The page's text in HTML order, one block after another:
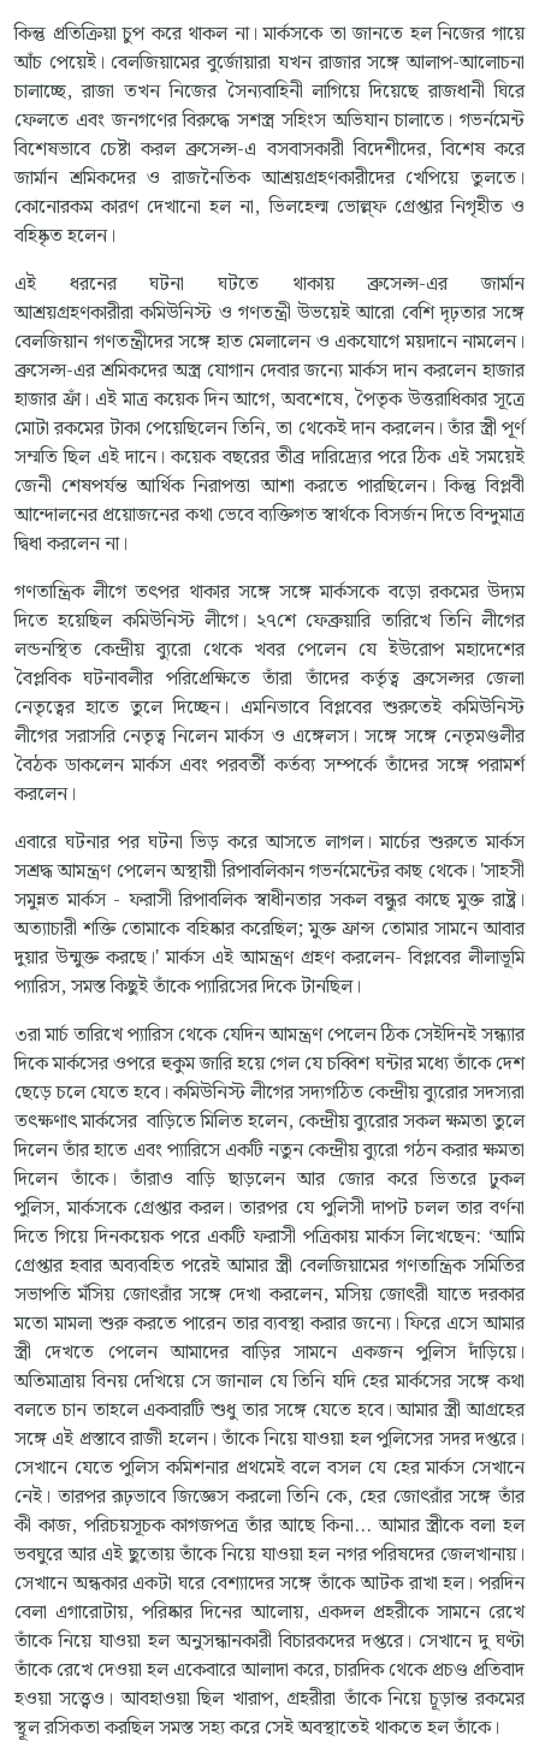
কিন্তু প্রতিক্রিয়া চুপ করে থাকল না। মার্কসকে তা জানতে হল নিজের গায়ে
আঁচ পেয়েই। বেলজিয়ামের বুর্জোয়ারা যখন রাজার সঙ্গে আলাপ-আলোচনা
চালাচ্ছে, রাজা তখন নিজের সৈন্যবাহিনী লাগিয়ে দিয়েছে রাজধানী ঘিরে
ফেলতে এবং জনগণের বিরুদ্ধে সশস্ত্র সহিংস অভিযান চালাতে। গভর্নমেন্ট
বিশেষভাবে চেষ্টা করল ব্রুসেল্স-এ বসবাসকারী বিদেশীদের, বিশেষ করে
জার্মান শ্রমিকদের ও রাজনৈতিক আশ্রয়গ্রহণকারীদের খেপিয়ে তুলতে।
কোনোরকম কারণ দেখানো হল না, ভিলহেল্ম ভোল্ল্ফ গ্রেপ্তার নিগৃহীত ও
বহিষ্কৃত হলেন।
এই ধরনের ঘটনা ঘটতে থাকায় ব্রুসেল্স-এর জার্মান
আশ্রয়গ্রহণকারীরা কমিউনিস্ট ও গণতন্ত্রী উভয়েই আরো বেশি দৃঢ়তার সঙ্গে
বেলজিয়ান গণতন্ত্রীদের সঙ্গে হাত মেলালেন ও একযোগে ময়দানে নামলেন।
ব্রুসেল্স-এর শ্রমিকদের অস্ত্র যোগান দেবার জন্যে মার্কস দান করলেন হাজার
হাজার ফ্রাঁ। এই মাত্র কয়েক দিন আগে, অবশেষে, পৈতৃক উত্তরাধিকার সূত্রে
মোটা রকমের টাকা পেয়েছিলেন তিনি, তা থেকেই দান করলেন। তাঁর স্ত্রী পূর্ণ
সম্মতি ছিল এই দানে। কয়েক বছরের তীব্র দারিদ্র্যের পরে ঠিক এই সময়েই
জেনী শেষপর্যন্ত আর্থিক নিরাপত্তা আশা করতে পারছিলেন। কিন্তু বিপ্লবী
আন্দোলনের প্রয়োজনের কথা ভেবে ব্যক্তিগত স্বার্থকে বিসর্জন দিতে বিন্দুমাত্র
দ্বিধা করলেন না।
গণতান্ত্রিক লীগে তৎপর থাকার সঙ্গে সঙ্গে মার্কসকে বড়ো রকমের উদ্যম
দিতে হয়েছিল কমিউনিস্ট লীগে। ২৭শে ফেব্রুয়ারি তারিখে তিনি লীগের
লন্ডনস্থিত কেন্দ্রীয় ব্যুরো থেকে খবর পেলেন যে ইউরোপ মহাদেশের
বৈপ্লবিক ঘটনাবলীর পরিপ্রেক্ষিতে তাঁরা তাঁদের কর্তৃত্ব ব্রুসেল্সর জেলা
নেতৃত্বের হাতে তুলে দিচ্ছেন। এমনিভাবে বিপ্লবের শুরুতেই কমিউনিস্ট
লীগের সরাসরি নেতৃত্ব নিলেন মার্কস ও এঙ্গেলস। সঙ্গে সঙ্গে নেতৃমণ্ডলীর
বৈঠক ডাকলেন মার্কস এবং পরবর্তী কর্তব্য সম্পর্কে তাঁদের সঙ্গে পরামর্শ
করলেন।
এবারে ঘটনার পর ঘটনা ভিড় করে আসতে লাগল। মার্চের শুরুতে মার্কস
সশ্রদ্ধ আমন্ত্রণ পেলেন অস্থায়ী রিপাবলিকান গভর্নমেন্টের কাছ থেকে। 'সাহসী
সমুন্নত মার্কস - ফরাসী রিপাবলিক স্বাধীনতার সকল বন্ধুর কাছে মুক্ত রাষ্ট্র।
অত্যাচারী শক্তি তোমাকে বহিষ্কার করেছিল; মুক্ত ফ্রান্স তোমার সামনে আবার
দুয়ার উন্মুক্ত করছে।' মার্কস এই আমন্ত্রণ গ্রহণ করলেন- বিপ্লবের লীলাভূমি
প্যারিস, সমস্ত কিছুই তাঁকে প্যারিসের দিকে টানছিল।
৩রা মার্চ তারিখে প্যারিস থেকে যেদিন আমন্ত্রণ পেলেন ঠিক সেইদিনই সন্ধ্যার
দিকে মার্কসের ওপরে হুকুম জারি হয়ে গেল যে চব্বিশ ঘন্টার মধ্যে তাঁকে দেশ
ছেড়ে চলে যেতে হবে। কমিউনিস্ট লীগের সদ্যগঠিত কেন্দ্রীয় ব্যুরোর সদস্যরা
তৎক্ষণাৎ মার্কসের বাড়িতে মিলিত হলেন, কেন্দ্রীয় ব্যুরোর সকল ক্ষমতা তুলে
দিলেন তাঁর হাতে এবং প্যারিসে একটি নতুন কেন্দ্রীয় ব্যুরো গঠন করার ক্ষমতা
দিলেন তাঁকে। তাঁরাও বাড়ি ছাড়লেন আর জোর করে ভিতরে ঢুকল
পুলিস, মার্কসকে গ্রেপ্তার করল। তারপর যে পুলিসী দাপট চলল তার বর্ণনা
দিতে গিয়ে দিনকয়েক পরে একটি ফরাসী পত্রিকায় মার্কস লিখেছেন: ‘আমি
গ্রেপ্তার হবার অব্যবহিত পরেই আমার স্ত্রী বেলজিয়ামের গণতান্ত্রিক সমিতির
সভাপতি মঁসিয় জোৎরাঁর সঙ্গে দেখা করলেন, মসিয় জোৎরী যাতে দরকার
মতো মামলা শুরু করতে পারেন তার ব্যবস্থা করার জন্যে। ফিরে এসে আমার
স্ত্রী দেখতে পেলেন আমাদের বাড়ির সামনে একজন পুলিস দাঁড়িয়ে।
অতিমাত্রায় বিনয় দেখিয়ে সে জানাল যে তিনি যদি হের মার্কসের সঙ্গে কথা
বলতে চান তাহলে একবারটি শুধু তার সঙ্গে যেতে হবে। আমার স্ত্রী আগ্রহের
সঙ্গে এই প্রস্তাবে রাজী হলেন। তাঁকে নিয়ে যাওয়া হল পুলিসের সদর দপ্তরে।
সেখানে যেতে পুলিস কমিশনার প্রথমেই বলে বসল যে হের মার্কস সেখানে
নেই। তারপর রূঢ়ভাবে জিজ্ঞেস করলো তিনি কে, হের জোৎরাঁর সঙ্গে তাঁর
কী কাজ, পরিচয়সূচক কাগজপত্র তাঁর আছে কিনা... আমার স্ত্রীকে বলা হল
ভবঘুরে আর এই ছুতোয় তাঁকে নিয়ে যাওয়া হল নগর পরিষদের জেলখানায়।
সেখানে অন্ধকার একটা ঘরে বেশ্যাদের সঙ্গে তাঁকে আটক রাখা হল। পরদিন
বেলা এগারোটায়, পরিষ্কার দিনের আলোয়, একদল প্রহরীকে সামনে রেখে
তাঁকে নিয়ে যাওয়া হল অনুসন্ধানকারী বিচারকদের দপ্তরে। সেখানে দু ঘণ্টা
তাঁকে রেখে দেওয়া হল একেবারে আলাদা করে, চারদিক থেকে প্রচণ্ড প্রতিবাদ
হওয়া সত্ত্বেও। আবহাওয়া ছিল খারাপ, গ্রহরীরা তাঁকে নিয়ে চূড়ান্ত রকমের
স্থূল রসিকতা করছিল সমস্ত সহ্য করে সেই অবস্থাতেই থাকতে হল তাঁকে।